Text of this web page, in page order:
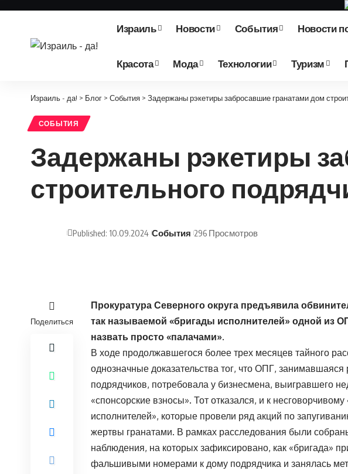
Израиль Новости События Новости
Красота Мода Технологии Туризм
Израиль - да! > Блог > События > Задержаны рэкетиры забросавшие гранатами дом
СОБЫТИЯ
Задержаны рэкетиры
строительного
Published: 10.09.2024 События 296 Просмотров
Поделиться
Прокуратура Северного округа предъявила
так называемой «бригады исполнителей» одной из
назвать просто «палачами».
В ходе продолжавшегося более трех месяцев тайного
однозначные доказательства тог, что ОПГ, занимавшаяся
подрядчиков, потребовала у бизнесмена, выигравшего
«спонсорские взносы». Тот отказался, и к
исполнителей», которые провели ряд акций по
жертвы гранатами. В рамках расследования были
наблюдения, на которых зафиксировано, как «бригада»
фальшивыми номерами к дому подрядчика и занялась